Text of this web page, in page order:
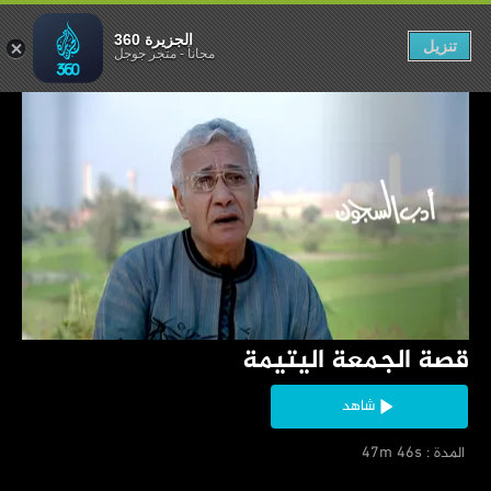
‏قصة الجمعة اليتيمة
شاهد
‏ المدة : 47m 46s
اليتيمة
الجزيرة 360
مجاناً-متجر جوجل تنزيل